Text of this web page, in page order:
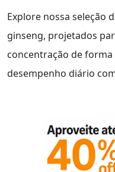
Explore nossa seleção
ginseng, projetados
concentração de
desempenho diário